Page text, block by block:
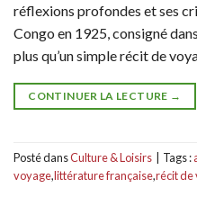
réflexions profondes et ses
Congo en 1925, consigné
plus qu’un simple récit de
CONTINUER LA LECTURE →
Posté dansCulture & Loisirs Tags :
voyage,littérature française,récit de